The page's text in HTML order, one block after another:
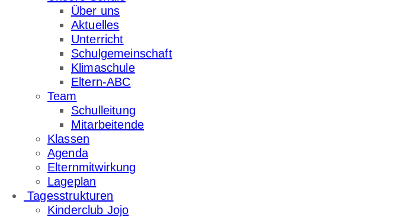
Über uns
Aktuelles
Unterricht
Schulgemeinschaft
Klimaschule
Eltern-ABC
Team
Schulleitung
Mitarbeitende
Klassen
Agenda
Elternmitwirkung
Lageplan
Tagesstrukturen
Kinderclub Jojo